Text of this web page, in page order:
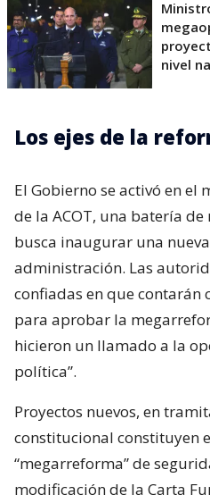
nivel
Los ejes de la
El Gobierno se activó en el
de la ACOT, una batería
busca inaugurar una
administración. Las
confiadas en que contarán
para aprobar la
hicieron un llamado a la
política”.
Proyectos nuevos, en
constitucional constituyen
“megarreforma” de
modificación de la Carta